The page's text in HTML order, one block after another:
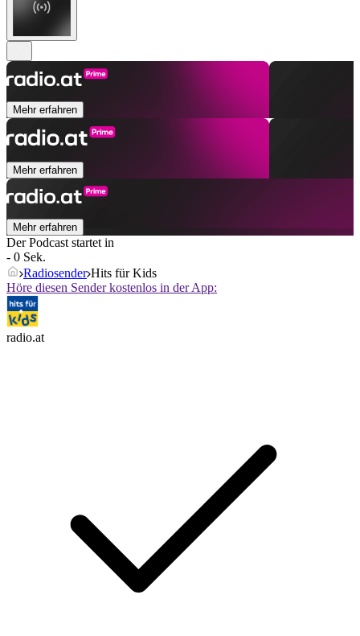
Mehr erfahren
Mehr erfahren
Mehr erfahren
Der Podcast startet in
- 0 Sek.
Radiosender Hits für Kids
Höre diesen Sender kostenlos in der App:
radio.at